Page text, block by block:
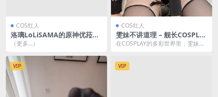
COS红人
洛璃LoLiSAMA的原神优菈＆
甘雨COSPLAY大赏[79P-1.33
（更多…）
COS红人
雯妹不讲道理 – 舰长COSPLA
Y精选集[18P-60M]
在COSPLAY的多彩世界里，雯妹以
VIP VIP